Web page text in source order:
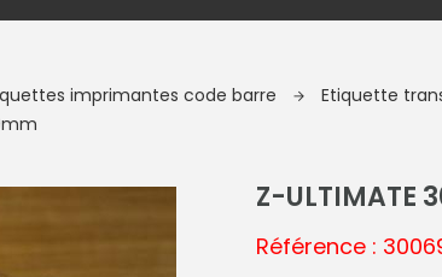
imprimantes code barre
Etiquette
Z-ULTIMATE
Référence :